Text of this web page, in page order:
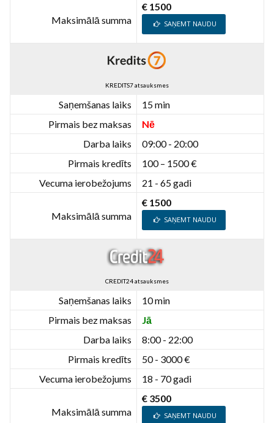
Maksimālā summa
€ 1500
SAŅEMT NAUDU
KREDITS7 atsauksmes
Saņemšanas laiks
15 min
Pirmais bez maksas
Nē
Darba laiks
09:00 - 20:00
Pirmais kredīts
100 – 1500 €
Vecuma ierobežojums
21 - 65 gadi
Maksimālā summa
€ 1500
SAŅEMT NAUDU
CREDIT24 atsauksmes
Saņemšanas laiks
10 min
Pirmais bez maksas
Jā
Darba laiks
8:00 - 22:00
Pirmais kredīts
50 - 3000 €
Vecuma ierobežojums
18 - 70 gadi
Maksimālā summa
€ 3500
SAŅEMT NAUDU